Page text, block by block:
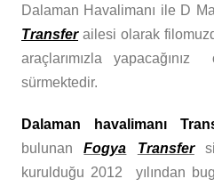
Dalaman Havalimanı ile D
Transferailesi olarak
araçlarımızla
sürmektedir.
Dalaman havalimanı
bulunanFogya Transfer
kurulduğu 2012 yılından